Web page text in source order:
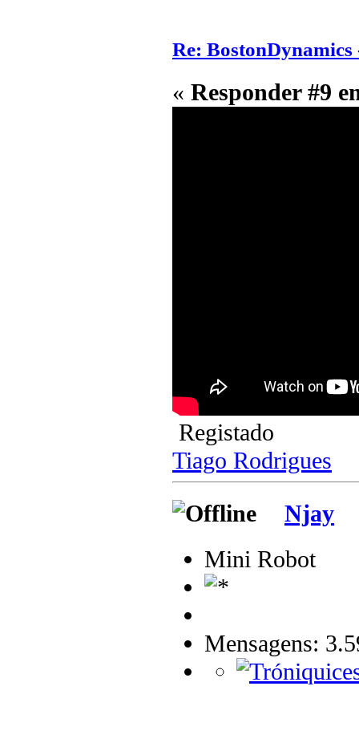
Re:
« Responder #9
Registado
Tiago Rodrigues
Njay
Mini Robot
Mensagens: